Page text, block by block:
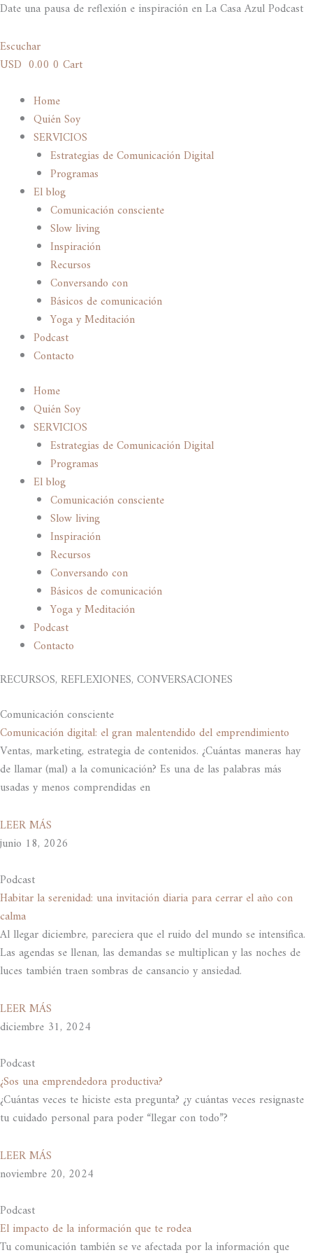
Ir
contenido
Date una pausa de reflexión e inspiración en La Casa Azul Podcast
Escuchar
USD 0.00 0 Cart
Home
Quién Soy
SERVICIOS
Estrategias de Comunicación Digital
Programas
El blog
Comunicación consciente
Slow living
Inspiración
Recursos
Conversando con
Básicos de comunicación
Yoga y Meditación
Podcast
Contacto
Home
Quién Soy
SERVICIOS
Estrategias de Comunicación Digital
Programas
El blog
Comunicación consciente
Slow living
Inspiración
Recursos
Conversando con
Básicos de comunicación
Yoga y Meditación
Podcast
Contacto
RECURSOS, REFLEXIONES, CONVERSACIONES
Comunicación consciente
Comunicación digital: el gran malentendido del emprendimiento
Ventas, marketing, estrategia de contenidos. ¿Cuántas maneras hay
de llamar (mal) a la comunicación? Es una de las palabras más
usadas y menos comprendidas en
LEER MÁS
junio 18, 2026
Podcast
Habitar la serenidad: una invitación diaria para cerrar el año con
calma
Al llegar diciembre, pareciera que el ruido del mundo se intensifica.
Las agendas se llenan, las demandas se multiplican y las noches de
luces también traen sombras de cansancio y ansiedad.
LEER MÁS
diciembre 31, 2024
Podcast
¿Sos una emprendedora productiva?
¿Cuántas veces te hiciste esta pregunta? ¿y cuántas veces resignaste
tu cuidado personal para poder “llegar con todo”?
LEER MÁS
noviembre 20, 2024
Podcast
El impacto de la información que te rodea
Tu comunicación también se ve afectada por la información que